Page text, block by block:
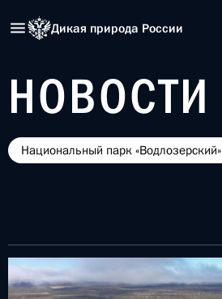
Дикая природа России
НОВОСТИ
Национальный парк «Водлозерский»